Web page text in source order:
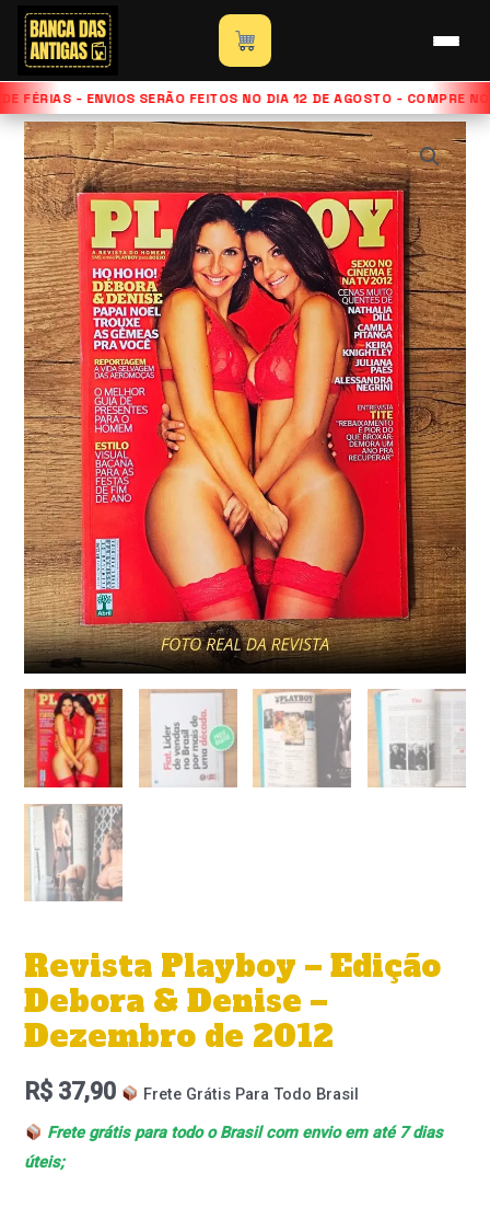
para
conteúdo
FÉRIAS - ENVIOS SERÃO FEITOS NO DIA 12 DE AGOSTO - COMPRE
Início»Loja
Revista Playboy – Edição Debora & Denise –
Dezembro de 2012
Revista Playboy – Edição
Debora & Denise –
Dezembro de 2012
R$ 37,90
Frete Grátis Para Todo Brasil
Frete grátis para todo o Brasil com envio em até 7 dias
úteis;